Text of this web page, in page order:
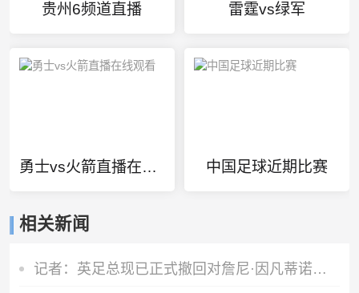
贵州6频道直播 雷霆vs绿军
勇士vs火箭直播在线观看 中国足球近期比赛
相关新闻
记者：英足总现已正式撤回对詹尼·因凡蒂诺的支持